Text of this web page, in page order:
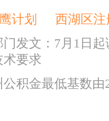
计划
西湖区注
门发文：7月1日
术要求
积金最低基数由